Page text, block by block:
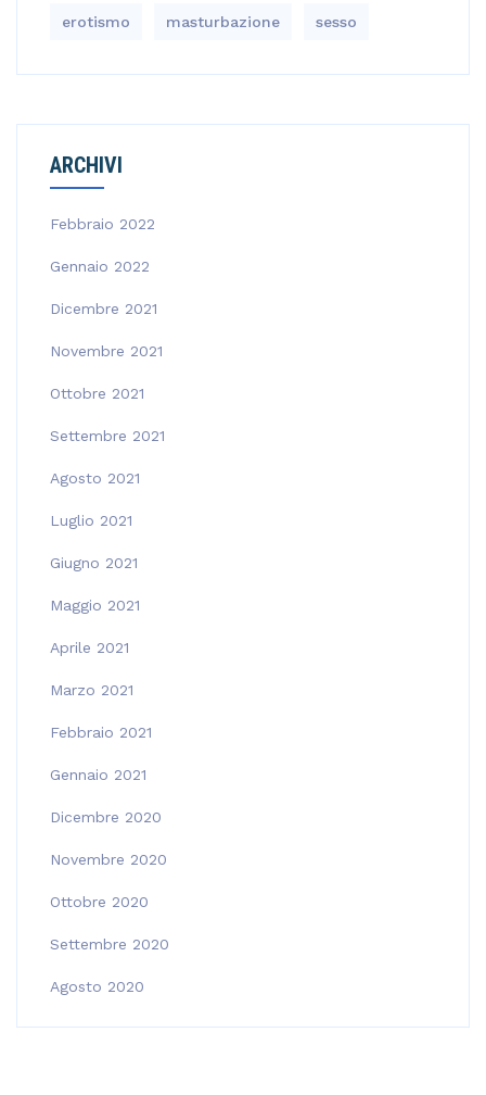
erotismo masturbazione sesso
ARCHIVI
Febbraio 2022
Gennaio 2022
Dicembre 2021
Novembre 2021
Ottobre 2021
Settembre 2021
Agosto 2021
Luglio 2021
Giugno 2021
Maggio 2021
Aprile 2021
Marzo 2021
Febbraio 2021
Gennaio 2021
Dicembre 2020
Novembre 2020
Ottobre 2020
Settembre 2020
Agosto 2020